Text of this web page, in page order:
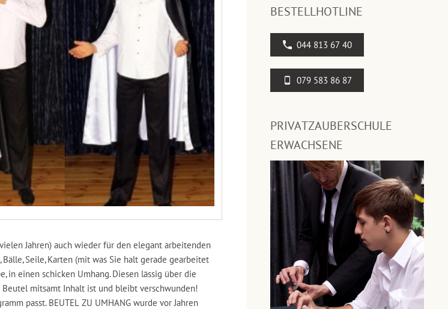
Jahren) auch wieder für den elegant arbeitenden
Seile, Karten (mit was Sie halt gerade gearbeitet
in einen schicken Umhang. Diesen lässig über die
mitsamt Inhalt ist und bleibt verschwunden!
passt. BEUTEL ZU UMHANG wurde vor Jahren
BESTELLHOTLINE
044 813 67 40
079 583 86 87
PRIVATZAUBERSCHULE
ERWACHSENE